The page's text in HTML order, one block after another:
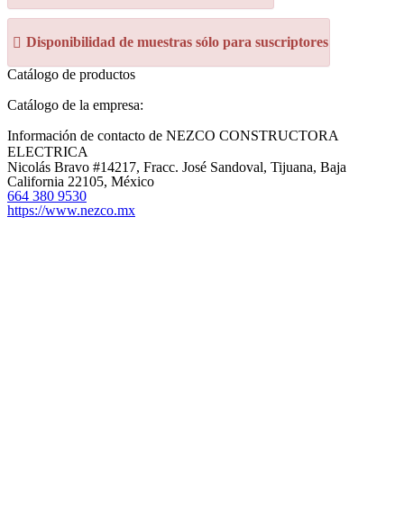
Disponibilidad de muestras sólo para suscriptores
Catálogo de productos
Catálogo de la empresa:
Información de contacto de NEZCO CONSTRUCTORA
ELECTRICA
Nicolás Bravo #14217, Fracc. José Sandoval, Tijuana, Baja
California 22105, México
664 380 9530
https://www.nezco.mx